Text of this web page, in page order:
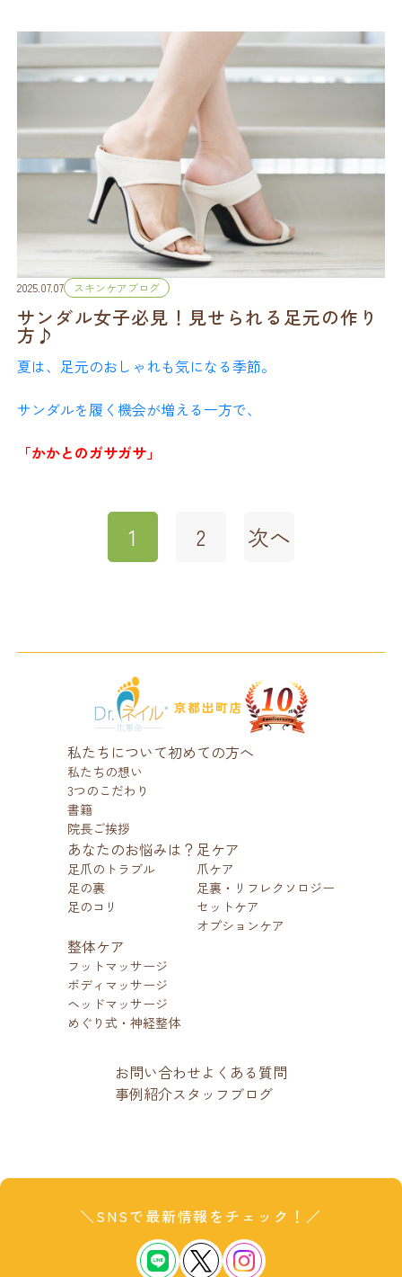
---
≪足元から健やかさと美し
さをサポート≫
Dr.ネイル爪革命 京都出町店では、
足と爪に関する知識を持つフットケアスタッフと、
看護師資格を持つ整体スタッフが連携し、
お一人おひとりの状態やご希望に合わせたケアをご提案
しています。
わかりやすく丁寧にアドバイスいたします。
足元のケアは、見た目の美しさだけでなく、
当店では、巻き爪や肥厚・割れた爪、魚の目やかかとの
また、医療機関での治療とは異なる視点から、
ドクターネイル式のフットケア技術と日本式の巻き爪補
整法を組み合わせ、
お客様の足元の健やかさを目指したケアを行っておりま
（※当店では医療行為は行っておりません）
まずはお気軽に、足元の変化をご体感ください。
◇足・爪ケアの新たな選択
Dr.ネイル爪革命は、
美しさと健やかさをサポートするトータルケアサロンで
◇Drネイル爪革命 京都出町
店の特徴的な取り組み
当店では、足元のケアだけでなく、
・素材選び：綿やシルクなど通気性の良い天然素材の靴
下を選ぶ
足を毎日しっかり洗い、指の間までよく乾
かす
・靴の衛生管理：同じ靴を連続で履かず、しっかり乾燥
プロのフットケアでできる
こと
ドクターネイル爪革命 京都出町店では、
かゆみの要因となる角質の厚みや乾燥状態を丁寧にチェ
不要な角質をやさしくケアし、保湿をしっかり行うこと
皮膚のバリア機能をサポートします。
“何もしてないのにかゆい足”も、
日常の習慣とプロのケアで快適な状態をキープしやすく
気になる方は、お気軽にご相談ください。
≪足元から健やかさと美し
Dr.ネイル爪革命 京都出町店では、
看護師資格を持つ整体スタッフが連携し、
お一人おひとりの状態やご希望に合わせたケアをご提案
乾燥した角質は菌が入り込みやすくなります。
保湿を怠らず、柔らかく健康的な角質を保つことで、
足トラブルのリスクを減らしましょう。
「角質ケア」で清潔な足を
が効果的です。
ドクターネイル爪革命 京都出町店では、医療行為ではあ
りませんが、
高度な専門機器と知識を用いて、足の衛生を保つケアを
行っています。
「なんとなくかゆい」
「皮むけが気になる」
などの軽いトラブルでも、
放置せず早めに専門ケアを取り入れることで、
悪化のリスクを下げることができます。
足の清潔を保つことは、
トラブルのない足元をキープしてみませんか？
管理”の一つです
そして、日常的なケアで重要なのは 「保湿」と
の確保」。
実は、足の皮膚は皮脂腺が少なく、乾燥しやすい部分。
保湿を怠ると、角質が硬くなり、逆に“めくれ”を起こす
原因になります。
専門的な視点でケアしませ
んか？
かりと確認しながら、
● フットバスによる清潔管理
など、お一人おひとりの足の状態に合わせたケアをご提
容です。
★足と巻き爪＆カラダのトラブル119番★
～Drネイル式フットケア × 巻き爪補整 × アイトレ～
≪ドクターネイル爪革命 京都出町店≫
【足元ケア】
巻き爪／肥厚・割れ・変色した爪のケア／魚の目・角質
ケア／インソールサポート
【整体・ボディケア】
肩・腰の違和感／骨盤ケア／出産後のボディメンテナン
ス
【オーダーメイド・インソール】
足の状態や歩行分析に基づき、体のバランスを支えるご
提案を行います
目元ケア・表情筋アプローチ・小顔ケアに
肌質に合わせたケアや、乳酸菌を取り入れた体質ケアも
☆LINE＠お友だち募集中☆
お得な情報・クーポン配信中♪
https://line.me/R/ti/p/%40xry8177e
📞 お問合せ・ご予約：075-744-6210
🌐 WEB予約：
http://beauty.hotpepper.jp/kr/slnH000319841/
※Pontaポイントもご利用いただけます☆彡
2025.07.07 スキンケアブログ
サンダル女子必見！見せられる足元の作り
方♪
夏は、足元のおしゃれも気になる季節。
サンダルを履く機会が増える一方で、
「かかとのガサガサ」
いじゃないと台無し…」
そんなお悩みを抱える方にこそ知っていただきたいの
“見せられる足元”をつくるフットケアです。
足元を見たとき、最初に目に入るのは「かかと」
1 2 次へ
私たちについて
私たちの想い
3つのこだわり
書籍
院長ご挨拶
初めての方へ
あなたのお悩みは？
足爪のトラブル
足の裏
足のコリ
足ケア
爪ケア
足裏・リフレクソロジー
セットケア
オプションケア
整体ケア
フットマッサージ
ボディマッサージ
ヘッドマッサージ
めぐり式・神経整体
お問い合わせよくある質問
事例紹介スタッフブログ
＼SNSで最新情報をチェック！／